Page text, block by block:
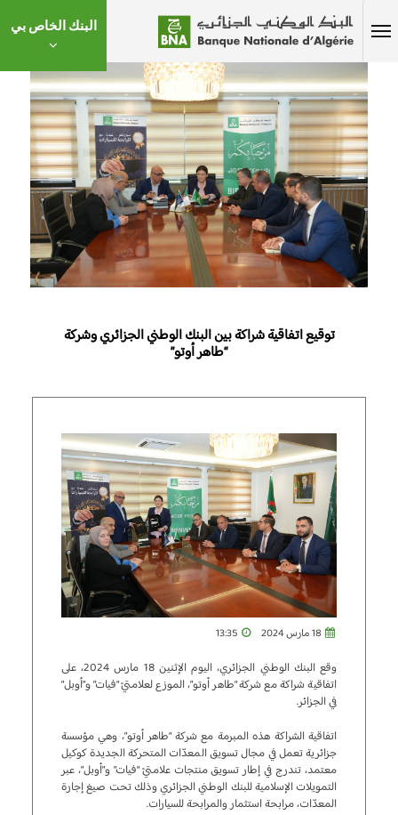
البنك الخاص بي
توقيع اتفاقية شراكة بين البنك الوطني الجزائري وشركة
“طاهر أوتو”
وقع البنك الوطني الجزائري، اليوم الإثنين 18 مارس 2024، على
اتفاقية شراكة مع شركة “طاهر أوتو”، الموزع لعلامتيْ “فيات” و”أوبل”
في الجزائر.
اتفاقية الشراكة هذه المبرمة مع شركة “طاهر أوتو”، وهي مؤسسة
جزائرية تعمل في مجال تسويق المعدّات المتحركة الجديدة كوكيل
معتمد، تندرج في إطار تسويق منتجات علامتيْ “فيات” و”أوبل”، عبر
التمويلات الإسلامية للبنك الوطني الجزائري وذلك تحت صيغ إجارة
المعدّات، مرابحة استثمار والمرابحة للسيارات.